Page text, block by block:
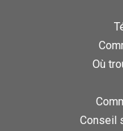
Où
Conseil